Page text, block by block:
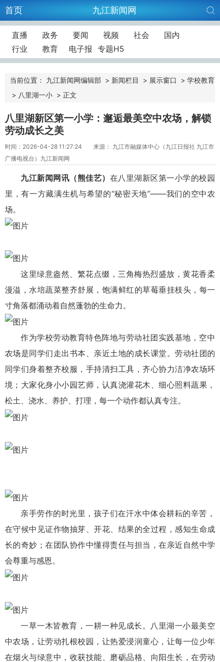
首页 九江新闻网
直播 政务 要闻 视频 社会
国内
行业
教育 电子报 专题H5
当前位置： 九江新闻网编辑部 > 新闻栏目 > 展示窗口 > 学校教育
> 八里湖一小 > 正文
八里湖新区第一小学：邂逅最美空中农场，解锁
劳动成长之美
时间：2026-04-28 11:27:24
来源： 九江市融媒体中心（九江日报社 九江市
广播电视台）九江新闻网
九江新闻网讯（熊佳艺） 在八里湖新区第一小学的校园
里，有一方藏满生机与希望的“秘密天地”——我们的空中农
场。
这里绿意盎然、繁花点缀，三角梅热烈盛放，黄花香柔
漫溢，水培蔬菜整齐舒展，饱满鲜红的草莓垂挂枝头，每一
寸角落都涌动着自然蓬勃的生命力。
作为学校劳动教育特色阵地与劳动社团实践基地，空中
农场是同学们走出书本、亲近土地的成长课堂。劳动社团的
同学们身着整齐校服，手持清扫工具，齐心协力洁净农场环
境；大家化身小小园艺师，认真浇灌花木、细心照料蔬果，
松土、浇水、养护、打理，每一个动作都认真专注。
亲手劳作的时光里，孩子们在汗水中体会耕耘的辛苦，
在守候中见证作物抽芽、开花、结果的全过程，感知生命成
长的奇妙；在团队协作中懂得责任与担当，在亲近自然中学
会尊重与感恩。
一草一木皆教育，一耕一种见成长。八里湖一小最美空
中农场，让劳动扎根校园，让热爱浸润童心，让每一位少年
在烟火与绿意中，收获技能、磨砺品格、向阳生长，在劳动